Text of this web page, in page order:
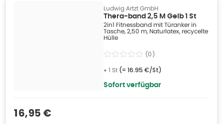
Ludwig Artzt GmbH
Thera-band 2,5 M Gelb 1 St
2in1 Fitnessband mit Türanker in
Tasche, 2,50 m, Naturlatex, recycelte
Hülle
(0)
• 1 St (= 16.95 €/St)
Sofort verfügbar
Verkaufspreis
16,95 €